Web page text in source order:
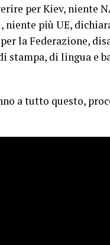
per Kiev, niente
più UE,
la Federazione,
stampa, di lingua e
a tutto questo,